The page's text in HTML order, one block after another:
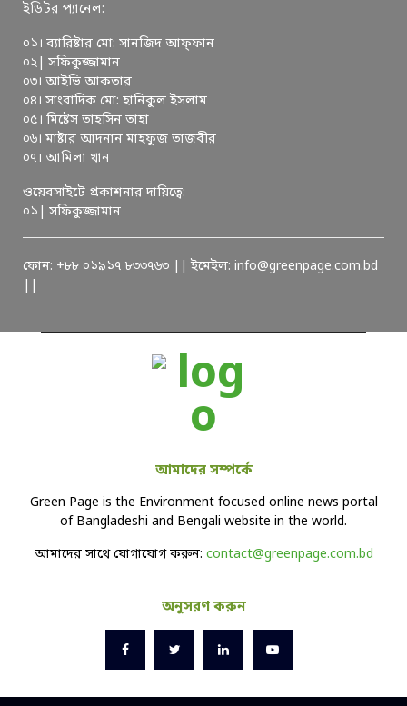
ইডিটর প্যানেল:
০১। ব্যারিষ্টার মো: সানজিদ আফ্ফান
০২| সফিকুজ্জামান
০৩। আইভি আকতার
০৪। সাংবাদিক মো: হানিকুল ইসলাম
০৫। মিষ্টেস তাহসিন তাহা
০৬। মাষ্টার আদনান মাহফুজ তাজবীর
০৭। আমিলা খান
ওয়েবসাইটে প্রকাশনার দায়িত্বে:
০১| সফিকুজ্জামান
ফোন: +৮৮ ০১৯১৭ ৮৩৩৭৬৩ || ইমেইল: info@greenpage.com.bd
আমাদের সম্পর্কে
Green Page is the Environment focused online news portal
of Bangladeshi and Bengali website in the world.
আমাদের সাথে যোগাযোগ করুন: contact@greenpage.com.bd
অনুসরণ করুন